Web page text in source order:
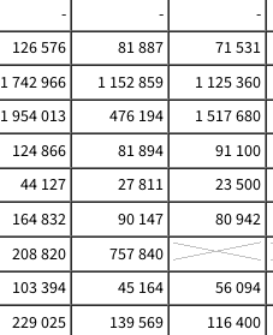
- - -
126 576 81 887 71 531
1 742 966 1 152 859 1 125 360
1 954 013 476 194 1 517 680
124 866 81 894 91 100
44 127 27 811 23 500
164 832 90 147 80 942
208 820
757 840
103 394 45 164 56 094
229 025 139 569 116 400